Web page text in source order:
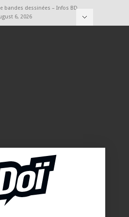
bandes dessinées – Infos BD,
6, 2026